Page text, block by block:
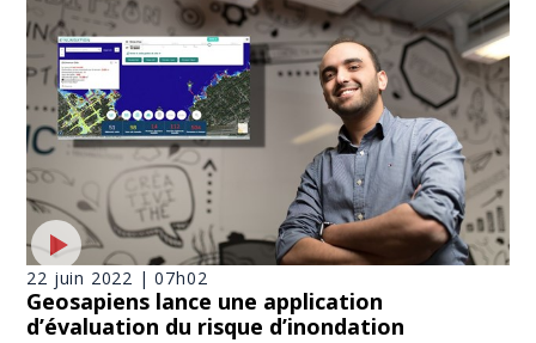
22 juin 2022 | 07h02
Geosapiens lance une application
d’évaluation du risque d’inondation